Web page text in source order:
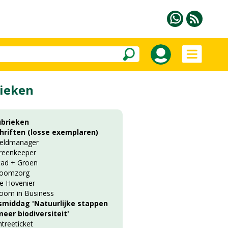
(losse exemplaren)
+ Groen
Hovenier
in Business
'Natuurlijke stappen
biodiversiteit'